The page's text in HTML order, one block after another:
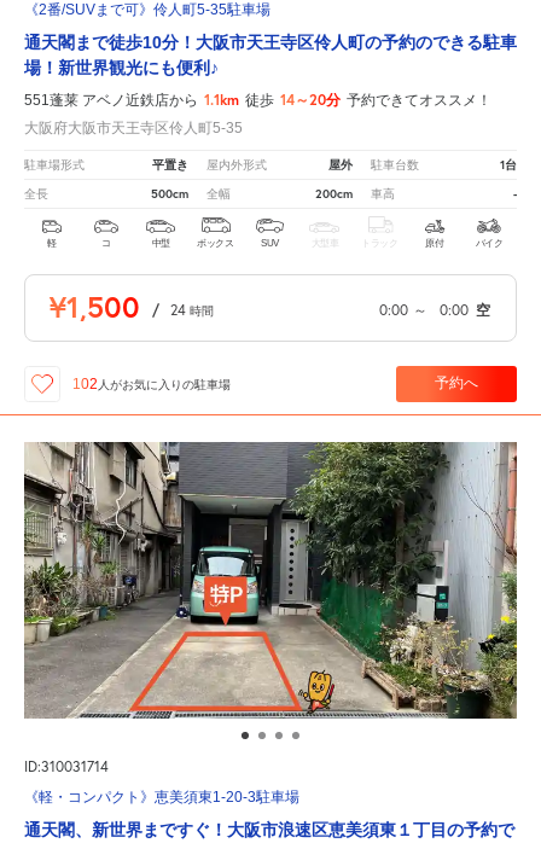
《2番/SUVまで可》伶人町5-35駐車場
通天閣まで徒歩10分！大阪市天王寺区伶人町の予約のできる駐車
場！新世界観光にも便利♪
551蓬莱 アベノ近鉄店から 1.1km 徒歩 14～20分 予約できてオススメ！
大阪府大阪市天王寺区伶人町5-35
駐車場形式 平置き 屋内外形式 屋外 駐車台数 1台
全長 500cm 全幅 200cm 車高 -
軽 コ 中型 ボックス SUV 大型車 トラック 原付 バイク
¥1,500 / 24 時間 0:00 ～ 0:00 空
102 人がお気に入りの駐車場 予約へ
ID:310031714
《軽・コンパクト》恵美須東1-20-3駐車場
通天閣、新世界まですぐ！大阪市浪速区恵美須東１丁目の予約で